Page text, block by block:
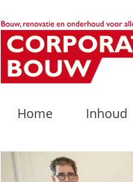
Home Inhoud